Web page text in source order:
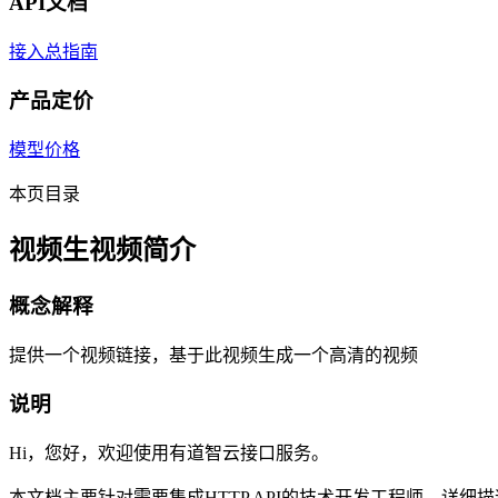
接入总指南
产品定价
模型价格
本页目录
视频生视频简介
概念解释
提供一个视频链接，基于此视频生成一个高清的视频
说明
Hi，您好，欢迎使用有道智云接口服务。